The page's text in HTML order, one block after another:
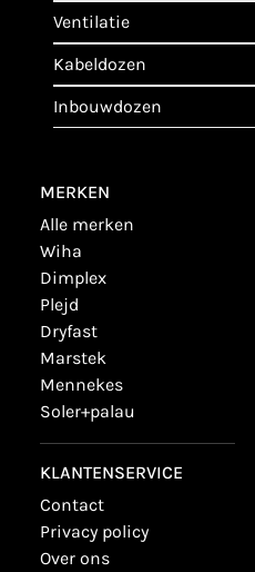
ventilatie
kabeldozen
inbouwdozen
MERKEN
alle merken
wiha
dimplex
plejd
dryfast
marstek
mennekes
soler+palau
KLANTENSERVICE
contact
privacy policy
over ons